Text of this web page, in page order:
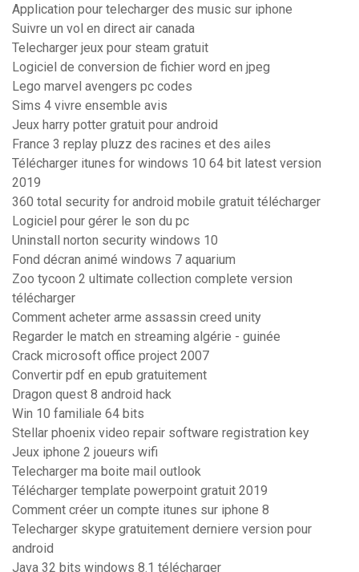
Application pour telecharger des music sur iphone
Suivre un vol en direct air canada
Telecharger jeux pour steam gratuit
Logiciel de conversion de fichier word en jpeg
Lego marvel avengers pc codes
Sims 4 vivre ensemble avis
Jeux harry potter gratuit pour android
France 3 replay pluzz des racines et des ailes
Télécharger itunes for windows 10 64 bit latest version
2019
360 total security for android mobile gratuit télécharger
Logiciel pour gérer le son du pc
Uninstall norton security windows 10
Fond décran animé windows 7 aquarium
Zoo tycoon 2 ultimate collection complete version
télécharger
Comment acheter arme assassin creed unity
Regarder le match en streaming algérie - guinée
Crack microsoft office project 2007
Convertir pdf en epub gratuitement
Dragon quest 8 android hack
Win 10 familiale 64 bits
Stellar phoenix video repair software registration key
Jeux iphone 2 joueurs wifi
Telecharger ma boite mail outlook
Télécharger template powerpoint gratuit 2019
Comment créer un compte itunes sur iphone 8
Telecharger skype gratuitement derniere version pour
android
Java 32 bits windows 8.1 télécharger